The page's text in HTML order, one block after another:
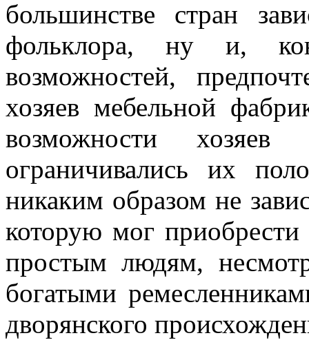
большинстве стран
фольклора, ну и,
возможностей,
хозяев мебельной
возможности хозяев
ограничивались их
никаким образом не
которую мог приобрести
простым людям,
богатыми
дворянского